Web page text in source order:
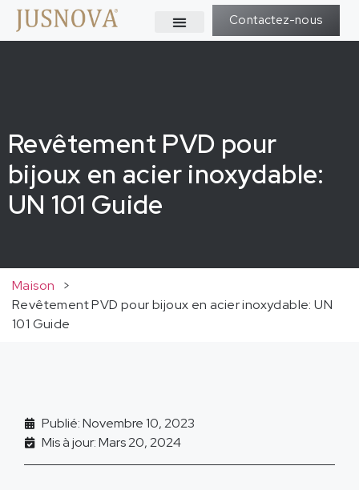
Contactez-nous
Revêtement PVD pour
bijoux en acier inoxydable:
UN 101 Guide
Maison
>
Revêtement PVD pour bijoux en acier inoxydable: UN
101 Guide
Publié: Novembre 10, 2023
Mis à jour: Mars 20, 2024